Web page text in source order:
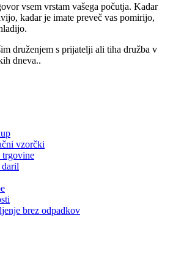
vsem vrstam vašega počutja. Kadar
kadar je imate preveč vas pomirijo,
druženjem s prijatelji ali tiha družba v
dneva..
vzorčki
brez odpadkov